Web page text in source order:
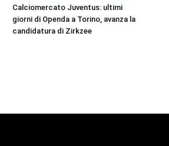
Calciomercato Juventus: ultimi
giorni di Openda a Torino, avanza la
candidatura di Zirkzee